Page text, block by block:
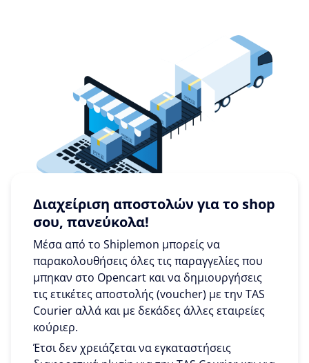
Διαχείριση αποστολών για το shop
σου, πανεύκολα!
Μέσα από το Shiplemon μπορείς να
παρακολουθήσεις όλες τις παραγγελίες που
μπηκαν στο Opencart και να δημιουργήσεις
τις ετικέτες αποστολής (voucher) με την TAS
Courier αλλά και με δεκάδες άλλες εταιρείες
κούριερ.
Έτσι δεν χρειάζεται να εγκαταστήσεις